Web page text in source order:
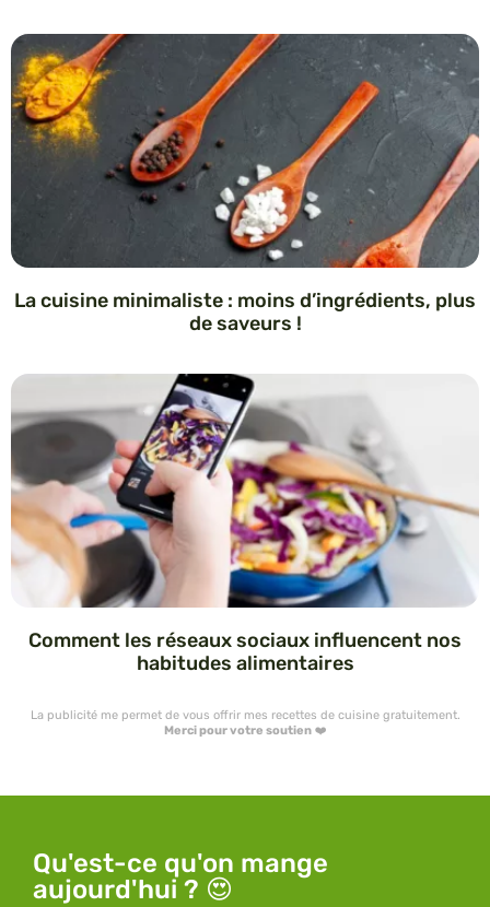
La cuisine minimaliste : moins d’ingrédients, plus
de saveurs !
Comment les réseaux sociaux influencent nos
habitudes alimentaires
La publicité me permet de vous offrir mes recettes de cuisine gratuitement.
Merci pour votre soutien❤️
Qu'est-ce qu'on mange
aujourd'hui ? 😍